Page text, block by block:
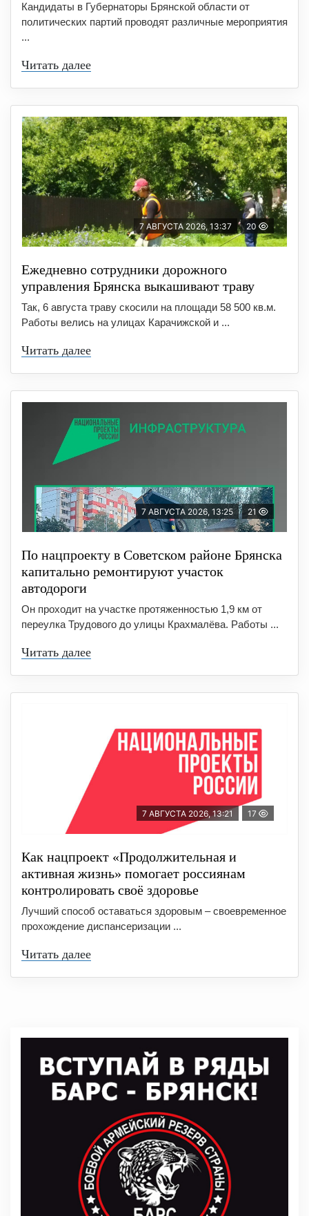
Кандидаты в Губернаторы Брянской области от
политических партий проводят различные мероприятия
...
Читать далее
7 АВГУСТА 2026, 13:37 20
Ежедневно сотрудники дорожного
управления Брянска выкашивают траву
Так, 6 августа траву скосили на площади 58 500 кв.м.
Работы велись на улицах Карачижской и ...
Читать далее
7 АВГУСТА 2026, 13:25 21
По нацпроекту в Советском районе Брянска
капитально ремонтируют участок
автодороги
Он проходит на участке протяженностью 1,9 км от
переулка Трудового до улицы Крахмалёва. Работы ...
Читать далее
7 АВГУСТА 2026, 13:21 17
Как нацпроект «Продолжительная и
активная жизнь» помогает россиянам
контролировать своё здоровье
Лучший способ оставаться здоровым – своевременное
прохождение диспансеризации ...
Читать далее